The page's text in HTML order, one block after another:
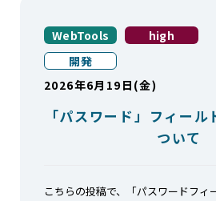
WebTools
high
開発
2026年6月19日(金)
「パスワード」フィー
ついて
こちらの投稿で、「パスワードフィ